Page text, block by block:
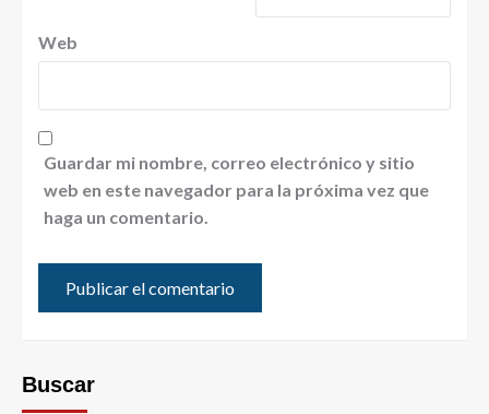
Web
Guardar mi nombre, correo electrónico y sitio
web en este navegador para la próxima vez que
haga un comentario.
Buscar